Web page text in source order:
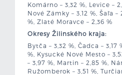
Komárno – 3,32 %, Levice –
Nové Zámky – 3,12 %, Šaľa –
%, Zlaté Moravce – 2,36 %
Okresy Žilinského kraja:
Bytča – 3,32 %, Čadca – 3,17
%, Kysucké Nové Mesto –
– 3,97 %, Martin – 2,85 %,
Ružomberok – 3,51 %,